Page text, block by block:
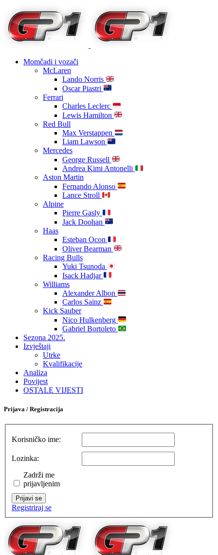
Momčadi i vozači
McLaren
Lando Norris
Oscar Piastri
Ferrari
Charles Leclerc
Lewis Hamilton
Red Bull
Max Verstappen
Liam Lawson
Mercedes
George Russell
Andrea Kimi Antonelli
Aston Martin
Fernando Alonso
Lance Stroll
Alpine
Pierre Gasly
Jack Doohan
Haas
Esteban Ocon
Oliver Bearman
Racing Bulls
Yuki Tsunoda
Isack Hadjar
Williams
Alexander Albon
Carlos Sainz
Kick Sauber
Nico Hulkenberg
Gabriel Bortoleto
Sezona 2025.
Izvještaji
Utrke
Kvalifikacije
Analiza
Povijest
OSTALE VIJESTI
Prijava / Registracija
Korisničko ime:
Lozinka:
Zadrži me
prijavljenim
Prijavi se
Registriraj se